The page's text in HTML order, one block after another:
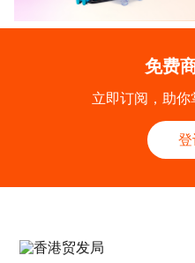
免费
立即订阅，助